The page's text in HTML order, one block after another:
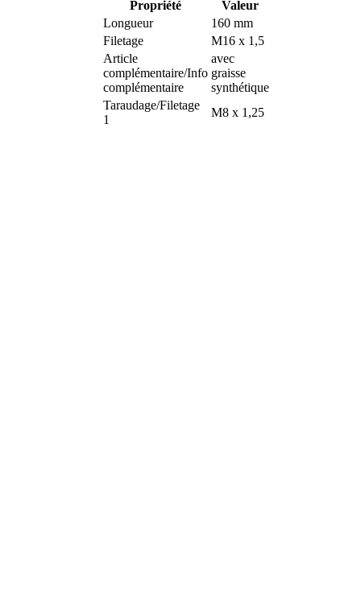
Propriété
Valeur
Longueur
160 mm
Filetage
M16 x 1,5
Article
complémentaire/Info
complémentaire
avec
graisse
synthétique
Taraudage/Filetage
1
M8 x 1,25